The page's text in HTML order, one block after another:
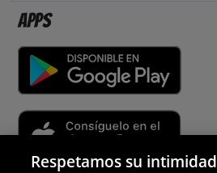
Apps
Respetamos su intimidad